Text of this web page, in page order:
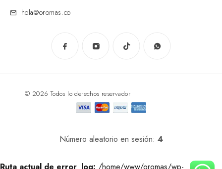
hola@oromas.co
© 2026 Todos lo derechos reservador
Número aleatorio en sesión: 4